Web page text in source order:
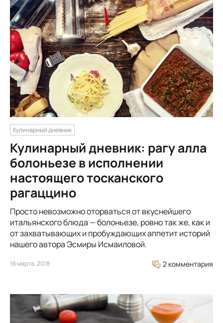
Кулинарный дневник
Кулинарный дневник: рагу алла
болоньезе в исполнении
настоящего тосканского
рагаццино
Просто невозможно оторваться от вкуснейшего
итальянского блюда — болоньезе, ровно так же, как и
от захватывающих и пробуждающих аппетит историй
нашего автора Эсмиры Исмаиловой.
16 марта, 2018 2 комментария